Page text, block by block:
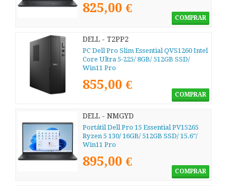
825,00 €
COMPRAR
DELL - T2PP2
PC Dell Pro Slim Essential QVS1260 Intel
Core Ultra 5-225/ 8GB/ 512GB SSD/
Win11 Pro
855,00 €
COMPRAR
DELL - NMGYD
Portátil Dell Pro 15 Essential PV15265
Ryzen 5 130/ 16GB/ 512GB SSD/ 15.6"/
Win11 Pro
895,00 €
COMPRAR